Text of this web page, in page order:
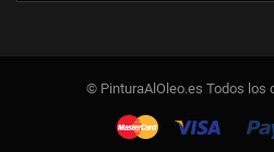
© PinturaAlOleo.es Todos los